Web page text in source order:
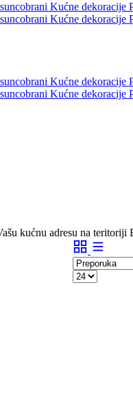
Kućne dekoracije
Kućne dekoracije
Kućne dekoracije
Kućne dekoracije
kućnu adresu na teritoriji